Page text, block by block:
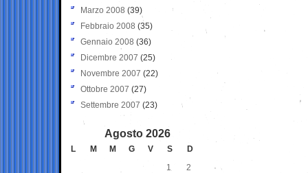
Marzo 2008 (39)
Febbraio 2008 (35)
Gennaio 2008 (36)
Dicembre 2007 (25)
Novembre 2007 (22)
Ottobre 2007 (27)
Settembre 2007 (23)
Agosto 2026
L M M G V S
D
1
2